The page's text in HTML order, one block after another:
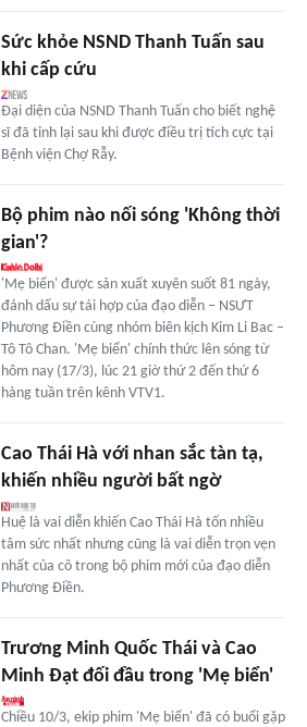
Sức khỏe NSND Thanh Tuấn sau
khi cấp cứu
Đại diện của NSND Thanh Tuấn cho biết nghệ
sĩ đã tỉnh lại sau khi được điều trị tích cực tại
Bệnh viện Chợ Rẫy.
Bộ phim nào nối sóng 'Không thời
gian'?
'Mẹ biển' được sản xuất xuyên suốt 81 ngày,
đánh dấu sự tái hợp của đạo diễn – NSƯT
Phương Điền cùng nhóm biên kịch Kim Li Bac –
Tô Tô Chan. 'Mẹ biển' chính thức lên sóng từ
hôm nay (17/3), lúc 21 giờ thứ 2 đến thứ 6
hàng tuần trên kênh VTV1.
Cao Thái Hà với nhan sắc tàn tạ,
khiến nhiều người bất ngờ
Huệ là vai diễn khiến Cao Thái Hà tốn nhiều
tâm sức nhất nhưng cũng là vai diễn trọn vẹn
nhất của cô trong bộ phim mới của đạo diễn
Phương Điền.
Trương Minh Quốc Thái và Cao
Minh Đạt đối đầu trong 'Mẹ biển'
Chiều 10/3, ekip phim 'Mẹ biển' đã có buổi gặp